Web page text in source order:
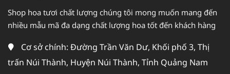
Shop hoa tươi chất lượng chúng tôi mong muốn mang đến
nhiều mẫu mã đa dạng chất lượng hoa tốt đến khách hàng
Cơ sở chính: Đường Trần Văn Dư, Khối phố 3, Thị
trấn Núi Thành, Huyện Núi Thành, Tỉnh Quảng Nam